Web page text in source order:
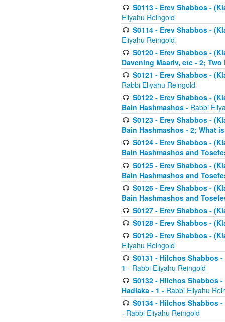
S0113 - Erev Shabbos -
Eliyahu Reingold
S0114 - Erev Shabbos -
Eliyahu Reingold
S0120 - Erev Shabbos -
Davening Maariv, etc - 2;
S0121 - Erev Shabbos -
Rabbi Eliyahu Reingold
S0122 - Erev Shabbos -
Bain Hashmashos - Rabbi
S0123 - Erev Shabbos -
Bain Hashmashos - 2; What
S0124 - Erev Shabbos -
Bain Hashmashos and
S0125 - Erev Shabbos -
Bain Hashmashos and
S0126 - Erev Shabbos -
Bain Hashmashos and
S0127 - Erev Shabbos -
S0128 - Erev Shabbos -
S0129 - Erev Shabbos -
Eliyahu Reingold
S0131 - Hilchos Shabbos
1 - Rabbi Eliyahu Reingold
S0132 - Hilchos Shabbos
Hadlaka - 1 - Rabbi Eliyahu
S0134 - Hilchos Shabbos
- Rabbi Eliyahu Reingold